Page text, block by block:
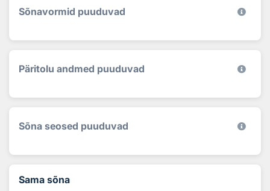
Sõnavormid puuduvad
Päritolu andmed puuduvad
Sõna seosed puuduvad
Sama sõna